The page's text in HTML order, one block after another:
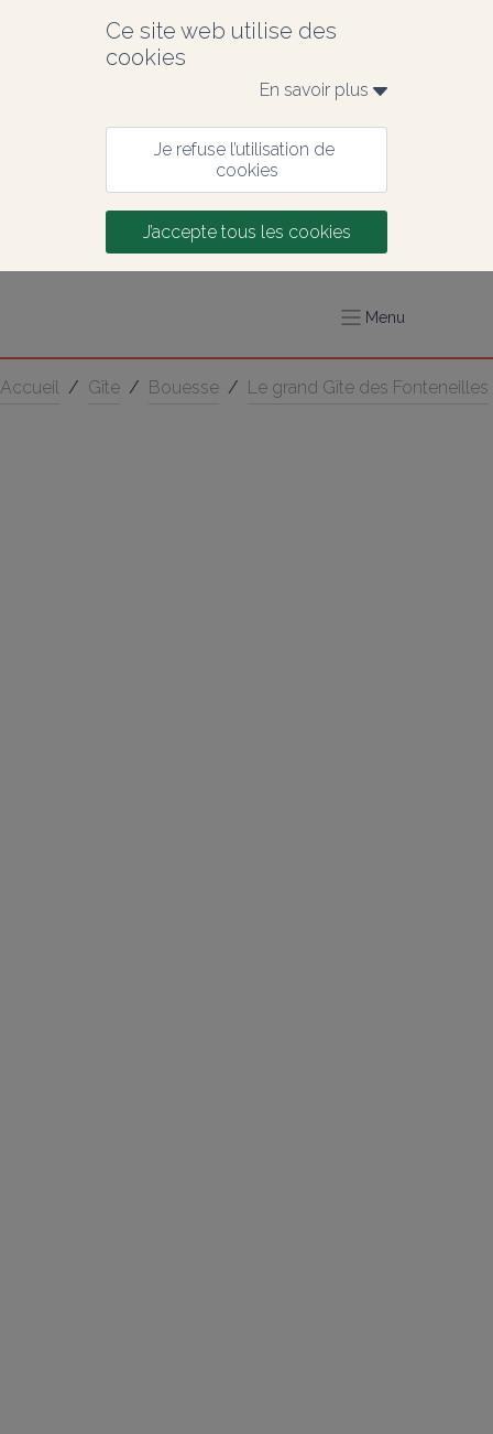
Ce site web utilise des
cookies
En savoir plus
Je refuse l’utilisation de
cookies
J’accepte tous les cookies
Menu
Accueil / Gîte / Bouesse / Le grand Gîte des Fonteneilles